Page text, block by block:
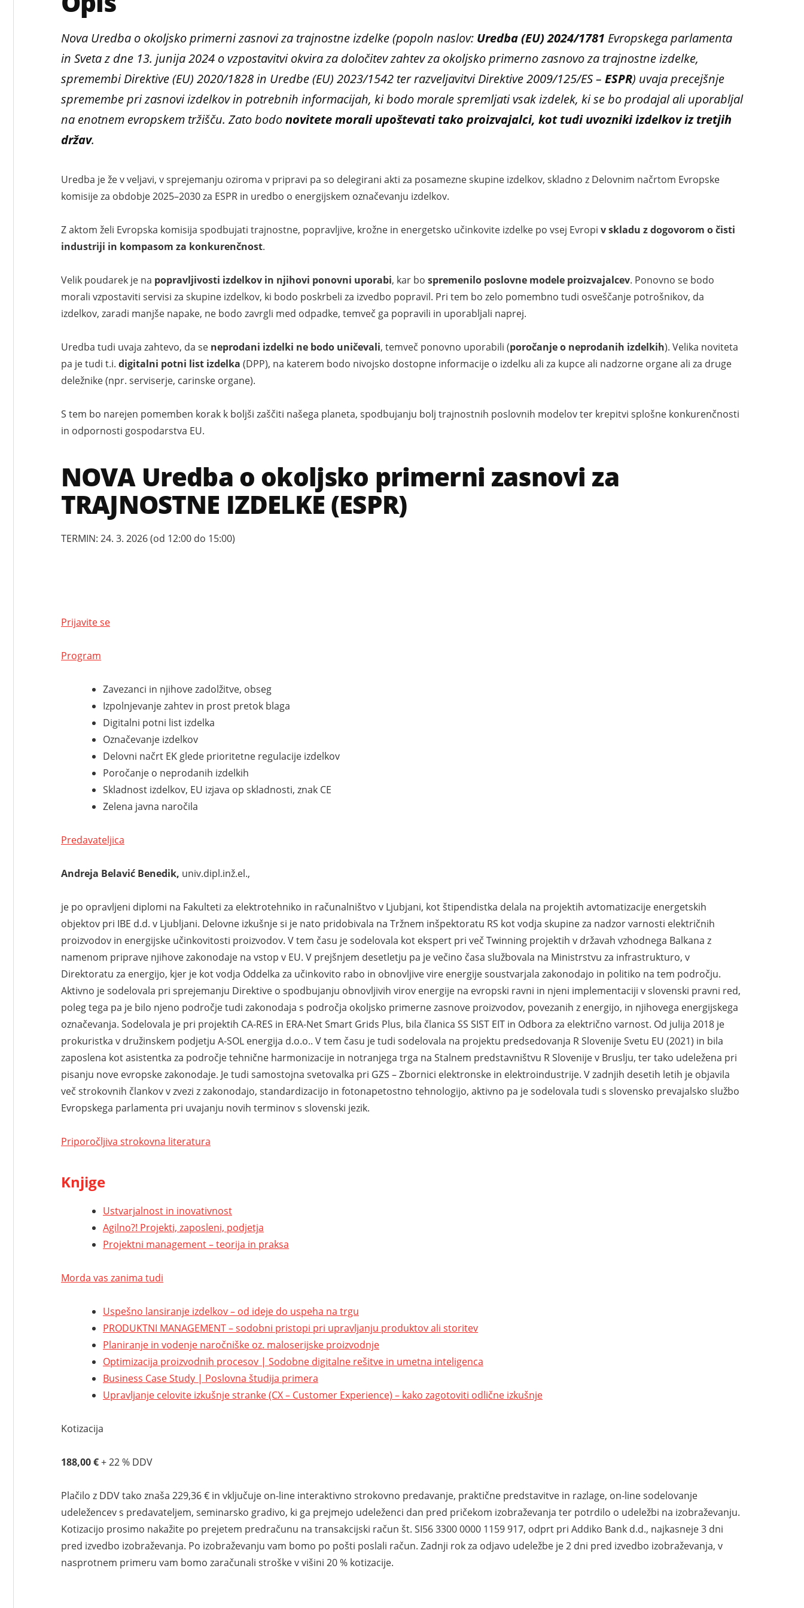
Nova Uredba o okoljsko primerni zasnovi za trajnostne izdelke (popoln naslov: Uredba (EU) 2024/1781 Evropskega parlamenta
in Sveta z dne 13. junija 2024 o vzpostavitvi okvira za določitev zahtev za okoljsko primerno zasnovo za trajnostne izdelke,
spremembi Direktive (EU) 2020/1828 in Uredbe (EU) 2023/1542 ter razveljavitvi Direktive 2009/125/ES – ESPR) uvaja precejšnje
spremembe pri zasnovi izdelkov in potrebnih informacijah, ki bodo morale spremljati vsak izdelek, ki se bo prodajal ali uporabljal
na enotnem evropskem tržišču. Zato bodonovitete morali upoštevati tako proizvajalci, kot tudi uvozniki izdelkov iz tretjih
držav.
Uredba je že v veljavi, v sprejemanju oziroma v pripravi pa so delegirani akti za posamezne skupine izdelkov, skladno z Delovnim načrtom Evropske
komisije za obdobje 2025–2030 za ESPR in uredbo o energijskem označevanju izdelkov.
Z aktom želi Evropska komisija spodbujati trajnostne, popravljive, krožne in energetsko učinkovite izdelke po vsej Evropi v skladu z dogovorom o čisti
industriji in kompasom za konkurenčnost.
Velik poudarek je na popravljivosti izdelkov in njihovi ponovni uporabi, kar bo spremenilo poslovne modele proizvajalcev. Ponovno se bodo
morali vzpostaviti servisi za skupine izdelkov, ki bodo poskrbeli za izvedbo popravil. Pri tem bo zelo pomembno tudi osveščanje potrošnikov, da
izdelkov, zaradi manjše napake, ne bodo zavrgli med odpadke, temveč ga popravili in uporabljali naprej.
Uredba tudi uvaja zahtevo, da se neprodani izdelki ne bodo uničevali, temveč ponovno uporabili (poročanje o neprodanih izdelkih). Velika noviteta
pa je tudi t.i. digitalni potni list izdelka (DPP), na katerem bodo nivojsko dostopne informacije o izdelku ali za kupce ali nadzorne organe ali za druge
deležnike (npr. serviserje, carinske organe).
S tem bo narejen pomemben korak k boljši zaščiti našega planeta, spodbujanju bolj trajnostnih poslovnih modelov ter krepitvi splošne konkurenčnosti
in odpornosti gospodarstva EU.
NOVA Uredba o okoljsko primerni zasnovi za
TRAJNOSTNE IZDELKE (ESPR)
TERMIN: 24. 3. 2026 (od 12:00 do 15:00)
Prijavite se
Program
Zavezanci in njihove zadolžitve, obseg
Izpolnjevanje zahtev in prost pretok blaga
Digitalni potni list izdelka
Označevanje izdelkov
Delovni načrt EK glede prioritetne regulacije izdelkov
Poročanje o neprodanih izdelkih
Skladnost izdelkov, EU izjava op skladnosti, znak CE
Zelena javna naročila
Predavateljica
Andreja Belavić Benedik, univ.dipl.inž.el.,
je po opravljeni diplomi na Fakulteti za elektrotehniko in računalništvo v Ljubjani, kot štipendistka delala na projektih avtomatizacije energetskih
objektov pri IBE d.d. v Ljubljani. Delovne izkušnje si je nato pridobivala na Tržnem inšpektoratu RS kot vodja skupine za nadzor varnosti električnih
proizvodov in energijske učinkovitosti proizvodov. V tem času je sodelovala kot ekspert pri več Twinning projektih v državah vzhodnega Balkana z
namenom priprave njihove zakonodaje na vstop v EU. V prejšnjem desetletju pa je večino časa službovala na Ministrstvu za infrastrukturo, v
Direktoratu za energijo, kjer je kot vodja Oddelka za učinkovito rabo in obnovljive vire energije soustvarjala zakonodajo in politiko na tem področju.
Aktivno je sodelovala pri sprejemanju Direktive o spodbujanju obnovljivih virov energije na evropski ravni in njeni implementaciji v slovenski pravni red,
poleg tega pa je bilo njeno področje tudi zakonodaja s področja okoljsko primerne zasnove proizvodov, povezanih z energijo, in njihovega energijskega
označevanja. Sodelovala je pri projektih CA-RES in ERA-Net Smart Grids Plus, bila članica SS SIST EIT in Odbora za električno varnost. Od julija 2018 je
prokuristka v družinskem podjetju A-SOL energija d.o.o.. V tem času je tudi sodelovala na projektu predsedovanja R Slovenije Svetu EU (2021) in bila
zaposlena kot asistentka za področje tehnične harmonizacije in notranjega trga na Stalnem predstavništvu R Slovenije v Bruslju, ter tako udeležena pri
pisanju nove evropske zakonodaje. Je tudi samostojna svetovalka pri GZS – Zbornici elektronske in elektroindustrije. V zadnjih desetih letih je objavila
več strokovnih člankov v zvezi z zakonodajo, standardizacijo in fotonapetostno tehnologijo, aktivno pa je sodelovala tudi s slovensko prevajalsko službo
Evropskega parlamenta pri uvajanju novih terminov s slovenski jezik.
Priporočljiva strokovna literatura
Knjige
Ustvarjalnost in inovativnost
Agilno?! Projekti, zaposleni, podjetja
Projektni management – teorija in praksa
Morda vas zanima tudi
Uspešno lansiranje izdelkov – od ideje do uspeha na trgu
PRODUKTNI MANAGEMENT – sodobni pristopi pri upravljanju produktov ali storitev
Planiranje in vodenje naročniške oz. maloserijske proizvodnje
Optimizacija proizvodnih procesov | Sodobne digitalne rešitve in umetna inteligenca
Business Case Study | Poslovna študija primera
Upravljanje celovite izkušnje stranke (CX – Customer Experience) – kako zagotoviti odlične izkušnje
Kotizacija
188,00 €+ 22 % DDV
Plačilo z DDV tako znaša 229,36 € in vključuje on-line interaktivno strokovno predavanje, praktične predstavitve in razlage, on-line sodelovanje
udeležencev s predavateljem, seminarsko gradivo, ki ga prejmejo udeleženci dan pred pričekom izobraževanja ter potrdilo o udeležbi na izobraževanju.
Kotizacijo prosimo nakažite po prejetem predračunu na transakcijski račun št. SI56 3300 0000 1159 917, odprt pri Addiko Bank d.d., najkasneje 3 dni
pred izvedbo izobraževanja. Po izobraževanju vam bomo po pošti poslali račun. Zadnji rok za odjavo udeležbe je 2 dni pred izvedbo izobraževanja, v
nasprotnem primeru vam bomo zaračunali stroške v višini 20 % kotizacije.